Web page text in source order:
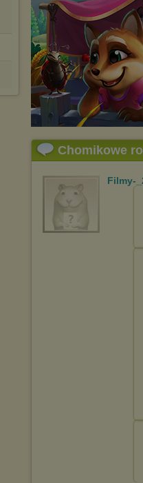
Chomikowe
Filmy-